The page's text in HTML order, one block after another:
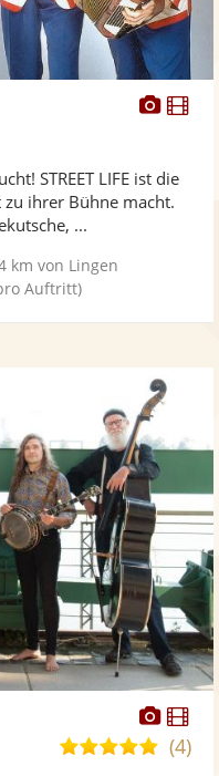
Fotos
STREET LIFE ist die
ihrer Bühne macht.
...
km von Lingen
Auftritt)
4,9(4)